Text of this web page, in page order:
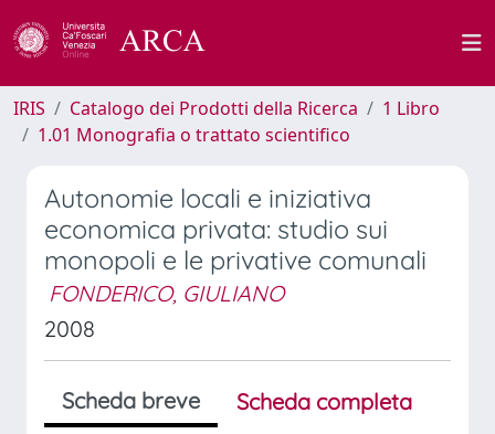
IRIS Catalogo dei Prodotti della Ricerca
1 Libro
1.01 Monografia o trattato scientifico
Autonomie locali e iniziativa
economica privata: studio sui
monopoli e le privative comunali
FONDERICO, GIULIANO
2008
Scheda breve
Scheda completa